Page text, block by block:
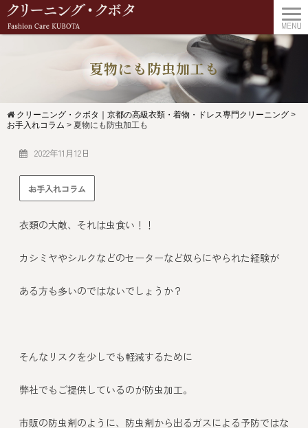
夏物にも防虫加工も
クリーニング・クボタ｜京都の高級衣類・着物・ドレス専門クリーニング >
お手入れコラム > 夏物にも防虫加工も
2022年11月12日
お手入れコラム
衣類の大敵、それは虫食い！！
カシミヤやシルクなどのセーターなど奴らにやられた経験が
ある方も多いのではないでしょうか？
そんなリスクを少しでも軽減するために
弊社でもご提供しているのが防虫加工。
市販の防虫剤のように、防虫剤から出るガスによる予防ではな